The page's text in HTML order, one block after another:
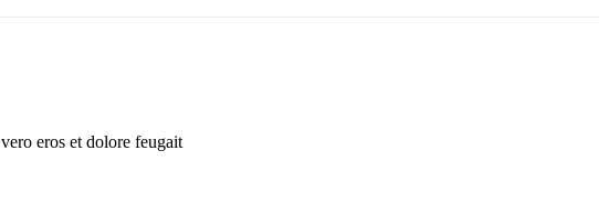
eros et dolore feugait